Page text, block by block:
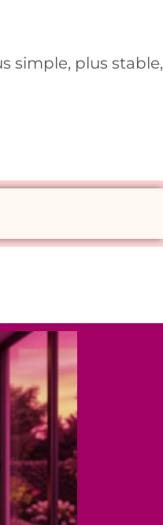
simple, plus stable,